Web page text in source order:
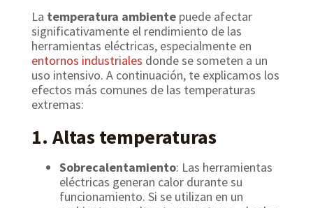
La temperatura ambiente puede afectar
significativamente el rendimiento de las
herramientas eléctricas, especialmente en
entornos industriales donde se someten a un
uso intensivo. A continuación, te explicamos los
efectos más comunes de las temperaturas
extremas:
1. Altas temperaturas
Sobrecalentamiento: Las herramientas
eléctricas generan calor durante su
funcionamiento. Si se utilizan en un